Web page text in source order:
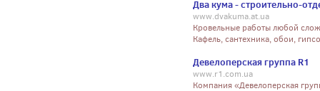
Два кума - строительно-
www.dvakuma.at.ua
Кровельные работы любой
Кафель, сантехника, обои,
Девелоперская группа R1
www.r1.com.ua
Компания «Девелоперская